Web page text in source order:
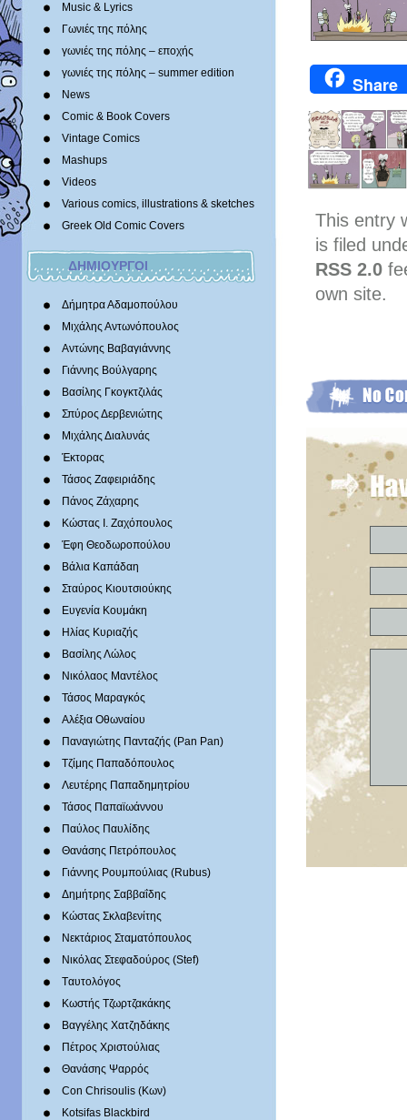
Music & Lyrics
Γωνιές της πόλης
γωνιές της πόλης – εποχής
γωνιές της πόλης – summer edition
News
Comic & Book Covers
Vintage Comics
Mashups
Videos
Various comics, illustrations & sketches
Greek Old Comic Covers
ΔΗΜΙΟΥΡΓΟΙ
Δήμητρα Αδαμοπούλου
Μιχάλης Αντωνόπουλος
Αντώνης Βαβαγιάννης
Γιάννης Βούλγαρης
Βασίλης Γκογκτζιλάς
Σπύρος Δερβενιώτης
Mιχάλης Διαλυνάς
Έκτορας
Τάσος Ζαφειριάδης
Πάνος Ζάχαρης
Κώστας Ι. Ζαχόπουλoς
Έφη Θεοδωροπούλου
Βάλια Καπάδαη
Σταύρος Κιουτσιούκης
Ευγενία Κουμάκη
Ηλίας Κυριαζής
Βασίλης Λώλος
Νικόλαος Μαντέλος
Τάσος Μαραγκός
Αλέξια Οθωναίου
Παναγιώτης Πανταζής (Pan Pan)
Τζίμης Παπαδόπουλος
Λευτέρης Παπαδημητρίου
Τάσος Παπαϊωάννου
Παύλος Παυλίδης
Θανάσης Πετρόπουλος
Γιάννης Ρουμπούλιας (Rubus)
Δημήτρης Σαββαΐδης
Κώστας Σκλαβενίτης
Νεκτάριος Σταματόπουλος
Νικόλας Στεφαδούρος (Stef)
Tαυτολόγος
Κωστής Τζωρτζακάκης
Βαγγέλης Χατζηδάκης
Πέτρος Χριστούλιας
Θανάσης Ψαρρός
Con Chrisoulis (Κων)
Kotsifas Blackbird
Share
This entry
is filed
RSS 2.0
own site.